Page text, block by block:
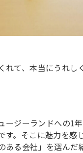
れて、本当にうれ
ージーランドへの1
す。そこに魅力を感
ある会社」を選んだ